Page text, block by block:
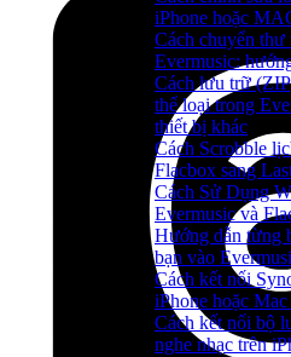
iPhone hoặc
Cách chuyển thư
Evermusic:
Cách lưu trữ
thể loại trong
thiết bị khác
Cách Scrobble
Flacbox sang
Cách Sử Dụng
Evermusic và
Hướng dẫn từng
bạn vào
Cách kết nối
iPhone hoặc Mac
Cách kết nối bộ
nghe nhạc trên